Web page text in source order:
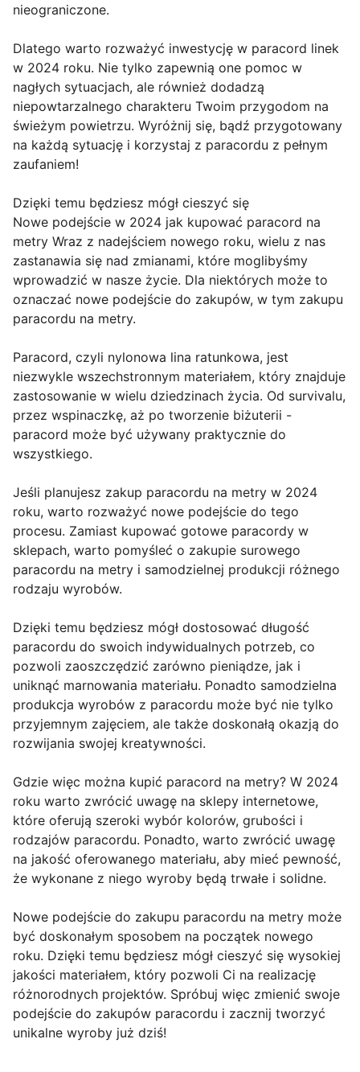
nieograniczone.
Dlatego warto rozważyć inwestycję w paracord linek
w 2024 roku. Nie tylko zapewnią one pomoc w
nagłych sytuacjach, ale również dodadzą
niepowtarzalnego charakteru Twoim przygodom na
świeżym powietrzu. Wyróżnij się, bądź przygotowany
na każdą sytuację i korzystaj z paracordu z pełnym
zaufaniem!
Dzięki temu będziesz mógł cieszyć się
Nowe podejście w 2024 jak kupować paracord na
metry Wraz z nadejściem nowego roku, wielu z nas
zastanawia się nad zmianami, które moglibyśmy
wprowadzić w nasze życie. Dla niektórych może to
oznaczać nowe podejście do zakupów, w tym zakupu
paracordu na metry.
Paracord, czyli nylonowa lina ratunkowa, jest
niezwykle wszechstronnym materiałem, który znajduje
zastosowanie w wielu dziedzinach życia. Od survivalu,
przez wspinaczkę, aż po tworzenie biżuterii -
paracord może być używany praktycznie do
wszystkiego.
Jeśli planujesz zakup paracordu na metry w 2024
roku, warto rozważyć nowe podejście do tego
procesu. Zamiast kupować gotowe paracordy w
sklepach, warto pomyśleć o zakupie surowego
paracordu na metry i samodzielnej produkcji różnego
rodzaju wyrobów.
Dzięki temu będziesz mógł dostosować długość
paracordu do swoich indywidualnych potrzeb, co
pozwoli zaoszczędzić zarówno pieniądze, jak i
uniknąć marnowania materiału. Ponadto samodzielna
produkcja wyrobów z paracordu może być nie tylko
przyjemnym zajęciem, ale także doskonałą okazją do
rozwijania swojej kreatywności.
Gdzie więc można kupić paracord na metry? W 2024
roku warto zwrócić uwagę na sklepy internetowe,
które oferują szeroki wybór kolorów, grubości i
rodzajów paracordu. Ponadto, warto zwrócić uwagę
na jakość oferowanego materiału, aby mieć pewność,
że wykonane z niego wyroby będą trwałe i solidne.
Nowe podejście do zakupu paracordu na metry może
być doskonałym sposobem na początek nowego
roku. Dzięki temu będziesz mógł cieszyć się wysokiej
jakości materiałem, który pozwoli Ci na realizację
różnorodnych projektów. Spróbuj więc zmienić swoje
podejście do zakupów paracordu i zacznij tworzyć
unikalne wyroby już dziś!